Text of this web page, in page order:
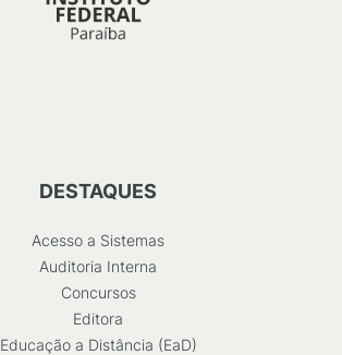
DESTAQUES
Acesso a Sistemas
Auditoria Interna
Concursos
Editora
Educação a Distância (EaD)